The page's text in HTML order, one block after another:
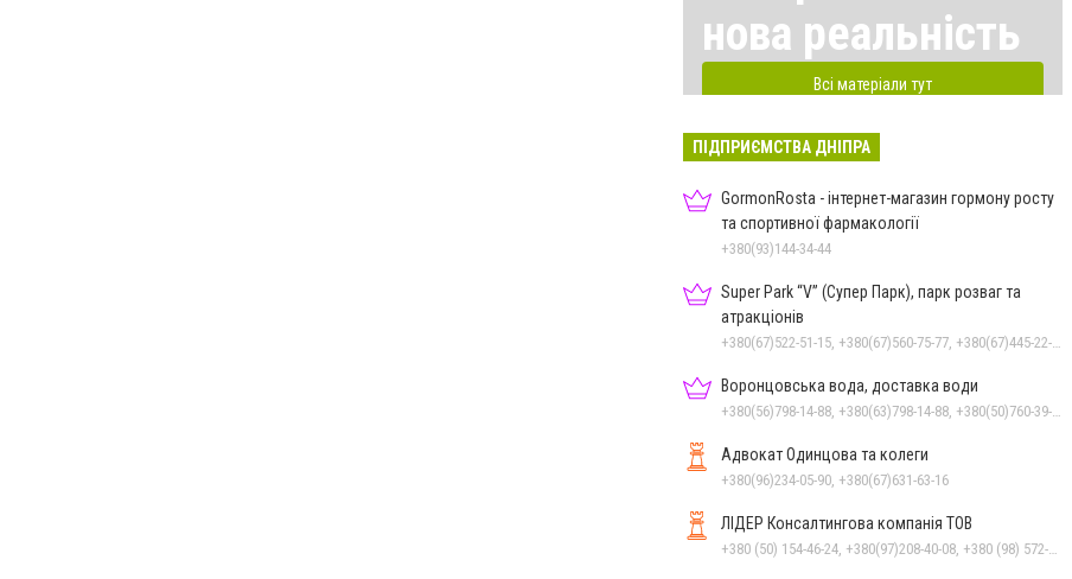
нова реальність
Всі матеріали тут
ПІДПРИЄМСТВА ДНІПРА
GormonRosta - інтернет-магазин гормону росту
та спортивної фармакології
+380(93)144-34-44
Super Park “V” (Супер Парк), парк розваг та
атракціонів
Воронцовська вода, доставка води
Адвокат Одинцова та колеги
+380(96)234-05-90, +380(67)631-63-16
ЛІДЕР Консалтингова компанія ТОВ